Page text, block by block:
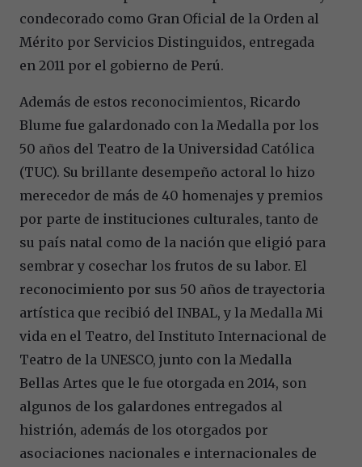
condecorado como Gran Oficial de la Orden al
Mérito por Servicios Distinguidos, entregada
en 2011 por el gobierno de Perú.
Además de estos reconocimientos, Ricardo
Blume fue galardonado con la Medalla por los
50 años del Teatro de la Universidad Católica
(TUC). Su brillante desempeño actoral lo hizo
merecedor de más de 40 homenajes y premios
por parte de instituciones culturales, tanto de
su país natal como de la nación que eligió para
sembrar y cosechar los frutos de su labor. El
reconocimiento por sus 50 años de trayectoria
artística que recibió del INBAL, y la Medalla Mi
vida en el Teatro, del Instituto Internacional de
Teatro de la UNESCO, junto con la Medalla
Bellas Artes que le fue otorgada en 2014, son
algunos de los galardones entregados al
histrión, además de los otorgados por
asociaciones nacionales e internacionales de